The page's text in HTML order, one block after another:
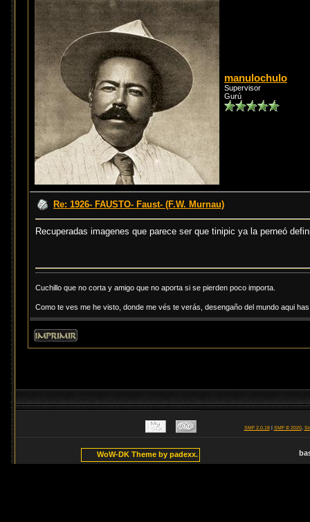
manulochulo
Supervisor
Gurú
Re: 1926- FAUSTO- Faust- (F.W. Murnau)
Recuperadas imagenes que parece ser que tinipic ya la perneó
Cuchillo que no corta y amigo que no aporta si se pierden poco importa.
Como te ves me he visto, donde me vés te verás, desengaño del mundo aqui
SMF 2.0.18| SMF © 2020,
WoW-DK Theme by padexx.